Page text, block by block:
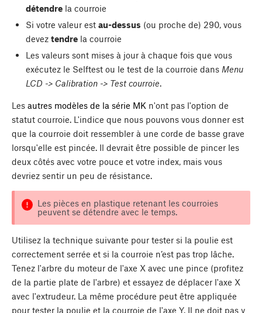
détendrela courroie
Si votre valeur est au-dessus (ou proche de) 290, vous
devez tendrela courroie
Les valeurs sont mises à jour à chaque fois que vous
exécutez le Selftest ou le test de la courroie dans Menu
LCD -> Calibration -> Test courroie.
Les autres modèles de la série MK n'ont pas l'option de
statut courroie. L'indice que nous pouvons vous donner est
que la courroie doit ressembler à une corde de basse grave
lorsqu'elle est pincée. Il devrait être possible de pincer les
deux côtés avec votre pouce et votre index, mais vous
devriez sentir un peu de résistance.
Les pièces en plastique retenant les courroies
peuvent se détendre avec le temps.
Utilisez la technique suivante pour tester si la poulie est
correctement serrée et si la courroie n’est pas trop lâche.
Tenez l'arbre du moteur de l'axe X avec une pince (profitez
de la partie plate de l'arbre) et essayez de déplacer l'axe X
avec l'extrudeur. La même procédure peut être appliquée
pour tester la poulie et la courroie de l'axe Y. Il ne doit pas y